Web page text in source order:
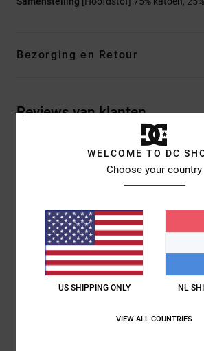
Bezorging en Retour
Reviews van klanten
Gemiddelde score
5.0
gebaseerd op2 geverifieerde
100% van onze klanten bevelen dit
WELCOME TO DC
Choose your country
US SHIPPING ONLY NL
VIEW ALL COUNTRIES